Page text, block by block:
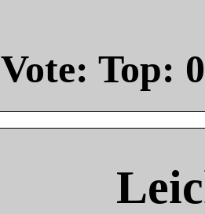
Vote: Top: 0